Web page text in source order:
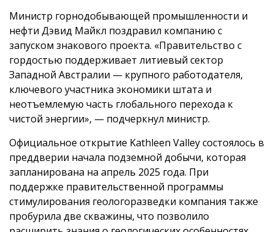
Министр горнодобывающей промышленности и
нефти Дэвид Майкл поздравил компанию с
запуском знакового проекта. «Правительство с
гордостью поддерживает литиевый сектор
Западной Австралии — крупного работодателя,
ключевого участника экономики штата и
неотъемлемую часть глобального перехода к
чистой энергии», — подчеркнул министр.
Официальное открытие Kathleen Valley состоялось в
преддверии начала подземной добычи, которая
запланирована на апрель 2025 года. При
поддержке правительственной программы
стимулирования геологоразведки компания также
пробурила две скважины, что позволило